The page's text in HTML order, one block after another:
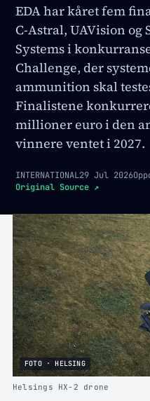
EDA har kåret fem
C-Astral, UAVision
Systems i
Challenge, der
ammunition skal
Finalistene
millioner euro i den
vinnere ventet i 2027.
INTERNATIONAL29 Jul 2026
Original Source ↗
FOTO · HELSING
Helsings HX-2 drone